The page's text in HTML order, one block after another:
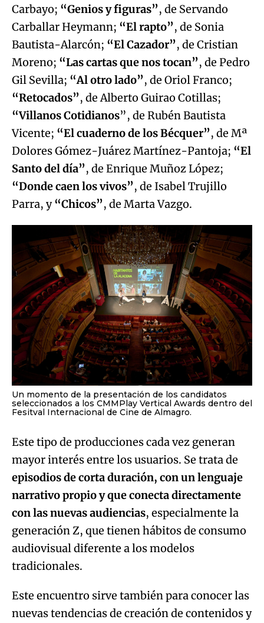
Carbayo; “Genios y figuras”, de Servando
Carballar Heymann; “El rapto”, de Sonia
Bautista-Alarcón; “El Cazador”, de Cristian
Moreno; “Las cartas que nos tocan”, de Pedro
Gil Sevilla; “Al otro lado”, de Oriol Franco;
“Retocados”, de Alberto Guirao Cotillas;
“Villanos Cotidianos”, de Rubén Bautista
Vicente; “El cuaderno de los Bécquer”, de Mª
Dolores Gómez-Juárez Martínez-Pantoja; “El
Santo del día”, de Enrique Muñoz López;
“Donde caen los vivos”, de Isabel Trujillo
Parra, y“Chicos”, de Marta Vazgo.
Un momento de la presentación de los candidatos
seleccionados a los CMMPlay Vertical Awards dentro del
Fesitval Internacional de Cine de Almagro.
Este tipo de producciones cada vez generan
mayor interés entre los usuarios. Se trata de
episodios de corta duración, con un lenguaje
narrativo propio y que conecta directamente
con las nuevas audiencias, especialmente la
generación Z, que tienen hábitos de consumo
audiovisual diferente a los modelos
tradicionales.
Este encuentro sirve también para conocer las
nuevas tendencias de creación de contenidos y